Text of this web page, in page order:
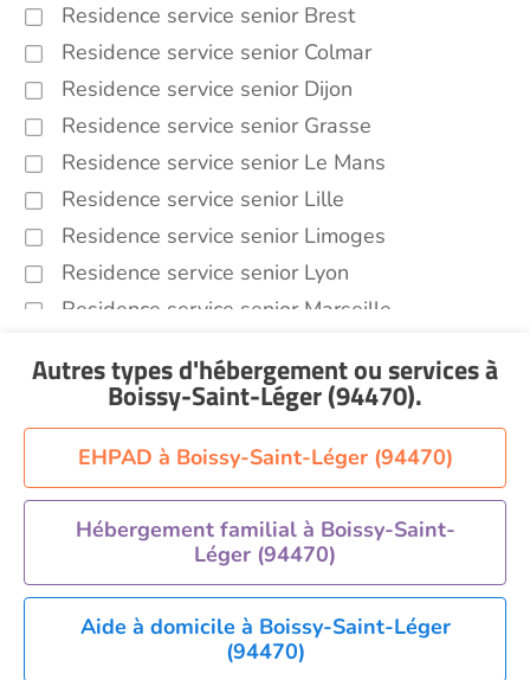
Residence service senior Brest
Residence service senior Colmar
Residence service senior Dijon
Residence service senior Grasse
Residence service senior Le Mans
Residence service senior Lille
Residence service senior Limoges
Residence service senior Lyon
Residence service senior Marseille
Residence service senior Montélimar
Residence service senior Nantes
Residence service senior Nîmes
Residence service senior Orléans
Residence service senior Perpignan
Residence service senior Rennes
Residence service senior Strasbourg
Residence service senior Toulouse
Autres types d'hébergement ou servicesà
Boissy-Saint-Léger (94470).
EHPAD à Boissy-Saint-Léger (94470)
Hébergement familial à Boissy-Saint-
Léger (94470)
Aide à domicile à Boissy-Saint-Léger
(94470)